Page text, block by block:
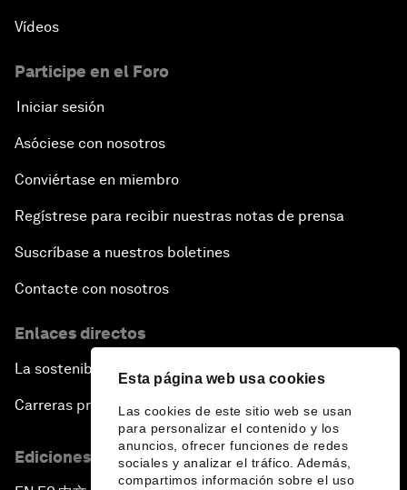
Esta página web usa cookies
Las cookies de este sitio web se usan
para personalizar el contenido y los
anuncios, ofrecer funciones de redes
sociales y analizar el tráfico. Además,
compartimos información sobre el uso
Vídeos
Participe en el Foro
Iniciar sesión
Asóciese con nosotros
Conviértase en miembro
Regístrese para recibir nuestras notas de prensa
Suscríbase a nuestros boletines
Contacte con nosotros
Enlaces directos
La sostenibilidad en el Foro
Carreras profesionales
Ediciones en otros idiomas